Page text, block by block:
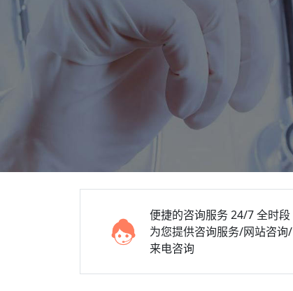
便捷的咨询服务24/7 全时段
为您提供咨询服务/网站咨询/
来电咨询